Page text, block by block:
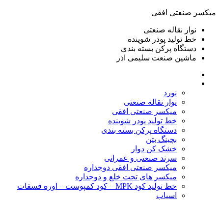
ميكسر صنعتی افقی
نوار نقاله صنعتی
خط تولید پودر شوينده
دستگاه پرکن بسته بندی
ماشين صنعت سليمی اذر
نورد
نوار نقاله صنعتی
ميكسر صنعتی افقی
خط تولید پودر شوينده
دستگاه پرکن بسته بندی
بچينگ بتن
خشک کن دوار
سرند صنعتی و عمرانی
میکسر صنعتی افقی دوجداره
میکسر های تحت خلع و دوجداره
خط تولید کود MPK – کود کمپوست – اوره فسفات
اسیاب